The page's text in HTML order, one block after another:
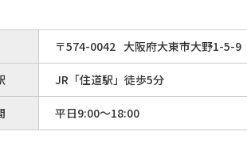
〒574-0042 大阪府大東市大野1-5-9
JR「住道駅」徒歩5分
平日9:00～18:00